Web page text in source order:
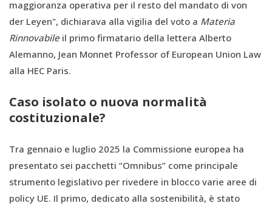
maggioranza operativa per il resto del mandato di von
der Leyen", dichiarava alla vigilia del voto a Materia
Rinnovabile il primo firmatario della lettera Alberto
Alemanno, Jean Monnet Professor of European Union Law
alla HEC Paris.
Caso isolato o nuova normalità
costituzionale?
Tra gennaio e luglio 2025 la Commissione europea ha
presentato sei pacchetti “Omnibus” come principale
strumento legislativo per rivedere in blocco varie aree di
policy UE. Il primo, dedicato alla sostenibilità, è stato